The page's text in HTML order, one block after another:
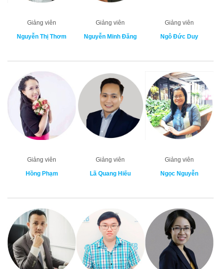
Giảng viên
Nguyễn Thị Thơm
Giảng viên
Nguyễn Minh Đăng
Giảng viên
Ngô Đức Duy
Giảng viên
Hồng Phạm
Giảng viên
Lã Quang Hiếu
Giảng viên
Ngọc Nguyễn